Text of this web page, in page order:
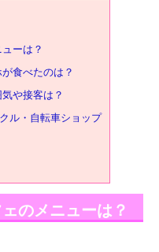
ーは？
食べたのは？
や接客は？
ル・自転車ショップ
のメニューは？